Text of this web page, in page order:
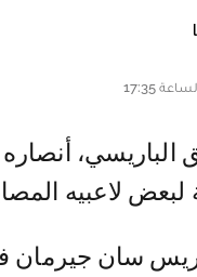
لبعض لاعبيه
سان جيرمان